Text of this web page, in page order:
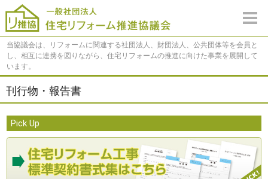
当協議会は、リフォームに関連する社団法人、財団法人、公共団体等を会員と
し、相互に連携を図りながら、住宅リフォームの推進に向けた事業を展開して
います。
刊行物・報告書
Pick Up